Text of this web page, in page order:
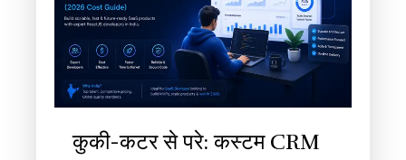
कुकी-कटर से परे: कस्टम CRM